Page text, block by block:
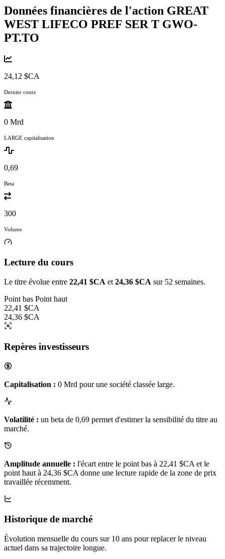
Données financières de l'action GREAT
WEST LIFECO PREF SER T GWO-
PT.TO
24,12 $CA
Dernier cours
0 Mrd
LARGE capitalisation
0,69
Beta
300
Volume
Lecture du cours
Le titre évolue entre 22,41 $CA et 24,36 $CA sur 52 semaines.
Point bas Point haut
22,41 $CA
24,36 $CA
Repères investisseurs
Capitalisation : 0 Mrd pour une société classée large.
Volatilité : un beta de 0,69 permet d'estimer la sensibilité du titre au
marché.
Amplitude annuelle : l'écart entre le point bas à 22,41 $CA et le
point haut à 24,36 $CA donne une lecture rapide de la zone de prix
travaillée récemment.
Historique de marché
Évolution mensuelle du cours sur 10 ans pour replacer le niveau
actuel dans sa trajectoire longue.